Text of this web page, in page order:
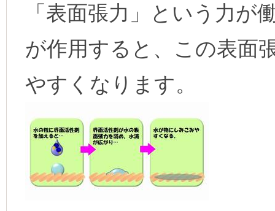
「表面張力」という力が
が作用すると、この表面
やすくなります。